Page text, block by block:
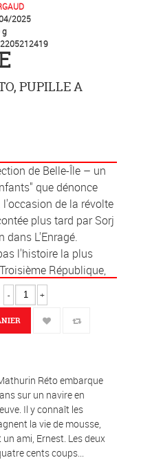
2025
g
PUPILLE A
drame de 1907,
14 ans, à la
de Belle-Île – un
que dénonce
l'occasion de la révolte
plus tard par Sorj
dans L'Enragé.
l'histoire la plus
République,
iciremarquablement
images.
- +
Réto embarque
sur un navire en
Il y connaît les
la vie de mousse,
ami, Ernest. Les deux
cents coups...